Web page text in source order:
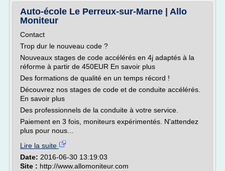
Auto-école Le Perreux-sur-Marne | Allo
Moniteur
Contact
Trop dur le nouveau code ?
Nouveaux stages de code accélérés en 4j adaptés à la
réforme à partir de 450EUR En savoir plus
Des formations de qualité en un temps récord !
Découvrez nos stages de code et de conduite accélérés.
En savoir plus
Des professionnels de la conduite à votre service.
Paiement en 3 fois, moniteurs expérimentés. N'attendez
plus pour nous...
Lire la suite
Date: 2016-06-30 13:19:03
Site : http://www.allomoniteur.com